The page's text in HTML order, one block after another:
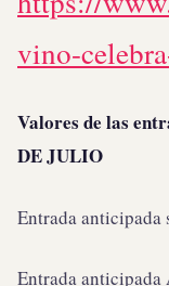
vino-
Valores de las
DE JULIO
Entrada
Entrada